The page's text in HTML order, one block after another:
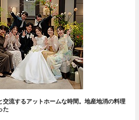
交流するアットホームな時間。地産地消の料理
た